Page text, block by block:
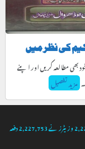
کی نظر میں
بھی مطالعہ کریں اور اپنے
مزید تفصیل
وزیٹرز نے2,227,753دفعہ